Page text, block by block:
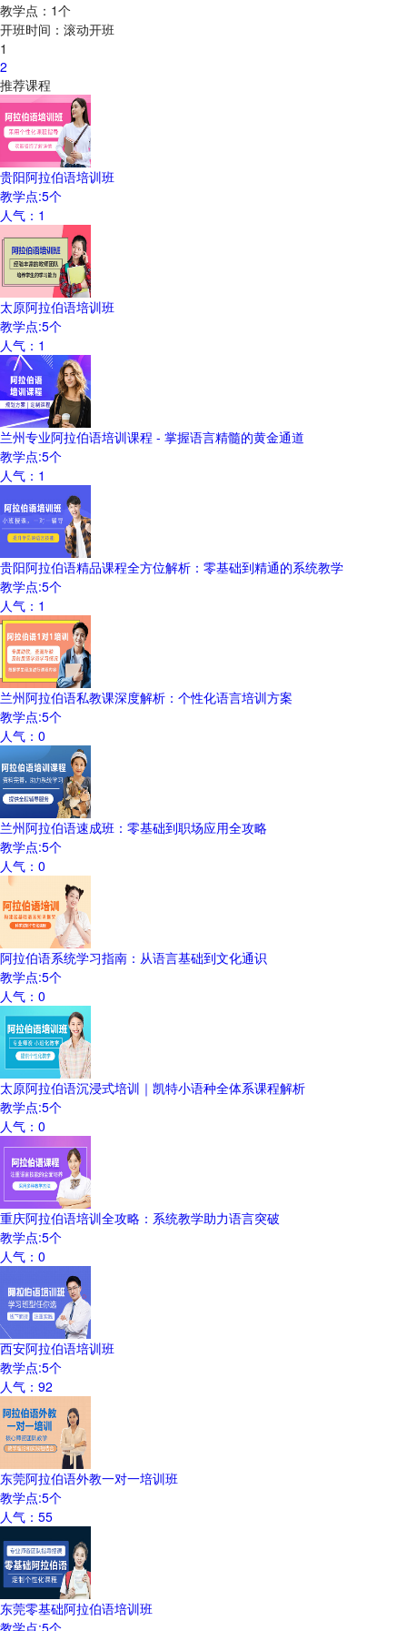
教学点： 1个
开班时间： 滚动开班
1
2
推荐课程
贵阳阿拉伯语培训班
教学点:5个
人气： 1
太原阿拉伯语培训班
教学点:5个
人气： 1
兰州专业阿拉伯语培训课程 - 掌握语言精髓的黄金通道
教学点:5个
人气： 1
贵阳阿拉伯语精品课程全方位解析：零基础到精通的系统教学
教学点:5个
人气： 1
兰州阿拉伯语私教课深度解析：个性化语言培训方案
教学点:5个
人气： 0
兰州阿拉伯语速成班：零基础到职场应用全攻略
教学点:5个
人气： 0
阿拉伯语系统学习指南：从语言基础到文化通识
教学点:5个
人气： 0
太原阿拉伯语沉浸式培训｜凯特小语种全体系课程解析
教学点:5个
人气： 0
重庆阿拉伯语培训全攻略：系统教学助力语言突破
教学点:5个
人气： 0
西安阿拉伯语培训班
教学点:5个
人气： 92
东莞阿拉伯语外教一对一培训班
教学点:5个
人气： 55
东莞零基础阿拉伯语培训班
教学点:5个